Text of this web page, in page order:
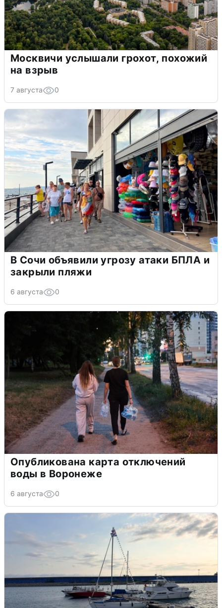
Москвичи услышали грохот, похожий
на взрыв
7 августа 0
В Сочи объявили угрозу атаки БПЛА и
закрыли пляжи
6 августа 0
Опубликована карта отключений
воды в Воронеже
6 августа 0